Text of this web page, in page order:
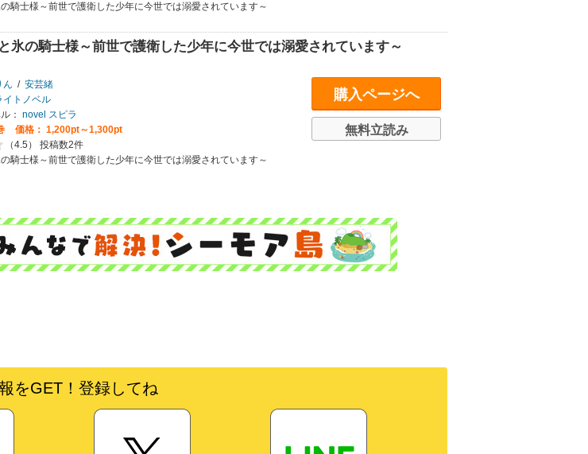
騎士様～前世で護衛した少年に今世では溺愛されています～
氷の騎士様～前世で護衛した少年に今世では溺愛されています～
ん / 安芸緒
イトノベル
： novel スピラ
価格： 1,200pt～1,300pt
（4.5） 投稿数2件
騎士様～前世で護衛した少年に今世では溺愛されています～
購入ページへ
無料立読み
をGET！登録してね